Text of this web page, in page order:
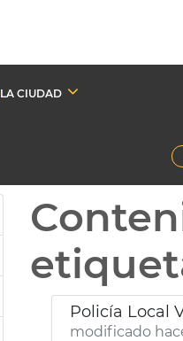
LA CIUDAD
Policía Local
modificado